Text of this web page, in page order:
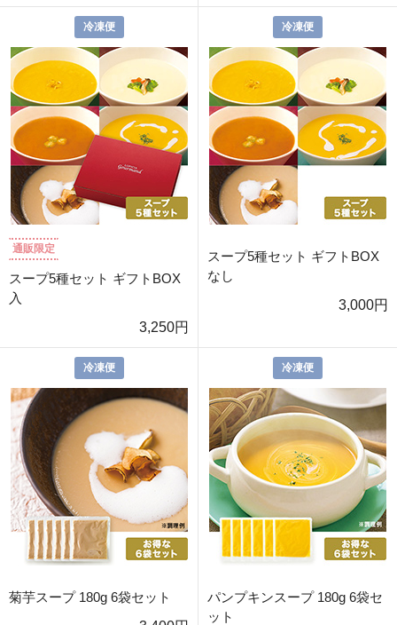
冷凍便
通販限定
スープ5種セット ギフトBOX
入
3,250円
冷凍便
スープ5種セット ギフトBOX
なし
3,000円
冷凍便
菊芋スープ 180g 6袋セット
冷凍便
パンプキンスープ 180g 6袋セ
ット